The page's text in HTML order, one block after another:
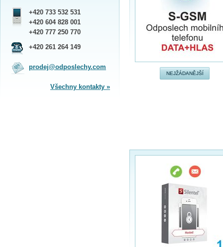
Dále zasíláme zboží Obchodním
balíkem České pošty nebo přepravní
službou PPL.
SHOWROOM PRAHA
Náš sortiment si můžete
prohlédnout, vyzkoušet a zakoupit
Jsme zkušení odborníci a rádi vám s
+420 733 532 531
+420 604 828 001
+420 777 250 770
+420 261 264 149
prodej@odposlechy.com
Všechny kontakty »
NEJŽÁDANĚJŠÍ